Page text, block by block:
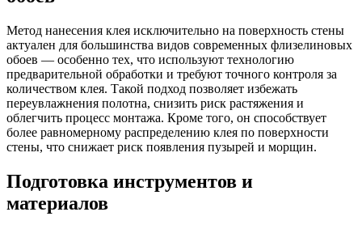
Метод нанесения клея исключительно на поверхность стены
актуален для большинства видов современных флизелиновых
обоев — особенно тех, что используют технологию
предварительной обработки и требуют точного контроля за
количеством клея. Такой подход позволяет избежать
переувлажнения полотна, снизить риск растяжения и
облегчить процесс монтажа. Кроме того, он способствует
более равномерному распределению клея по поверхности
стены, что снижает риск появления пузырей и морщин.
Подготовка инструментов и
материалов